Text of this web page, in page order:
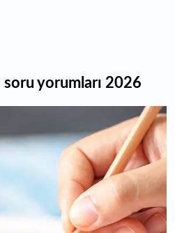
soru yorumları 2026